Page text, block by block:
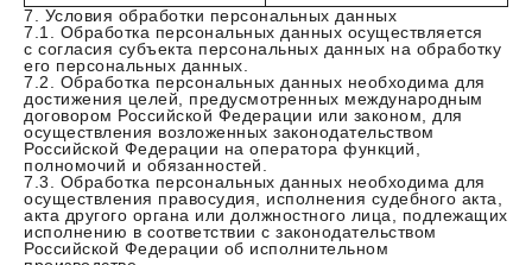
7. Условия обработки персональных данных
7.1. Обработка персональных данных осуществляется
с согласия субъекта персональных данных на обработку
его персональных данных.
7.2. Обработка персональных данных необходима для
достижения целей, предусмотренных международным
договором Российской Федерации или законом, для
осуществления возложенных законодательством
Российской Федерации на оператора функций,
полномочий и обязанностей.
7.3. Обработка персональных данных необходима для
осуществления правосудия, исполнения судебного акта,
акта другого органа или должностного лица, подлежащих
исполнению в соответствии с законодательством
Российской Федерации об исполнительном